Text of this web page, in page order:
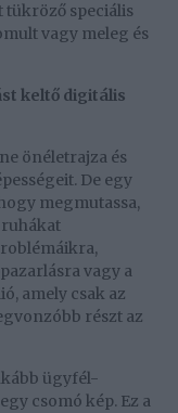
tükröző speciális
vagy meleg és
keltő digitális
önéletrajza és
De egy
megmutassa,
ruhákat
vagy a
amely csak az
részt az
ügyfél-
csomó kép. Ez a